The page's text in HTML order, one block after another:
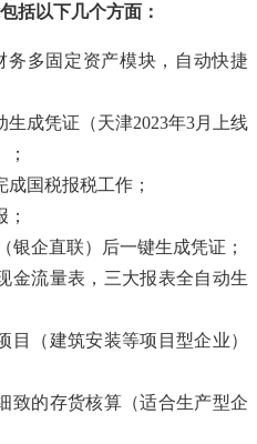
括以下几个方面：
务多固定资产模块，自动快捷
生成凭证（天津2023年3月上线
国税报税工作；
银企直联）后一键生成凭证；
金流量表，三大报表全自动生
目（建筑安装等项目型企业）
致的存货核算（适合生产型企